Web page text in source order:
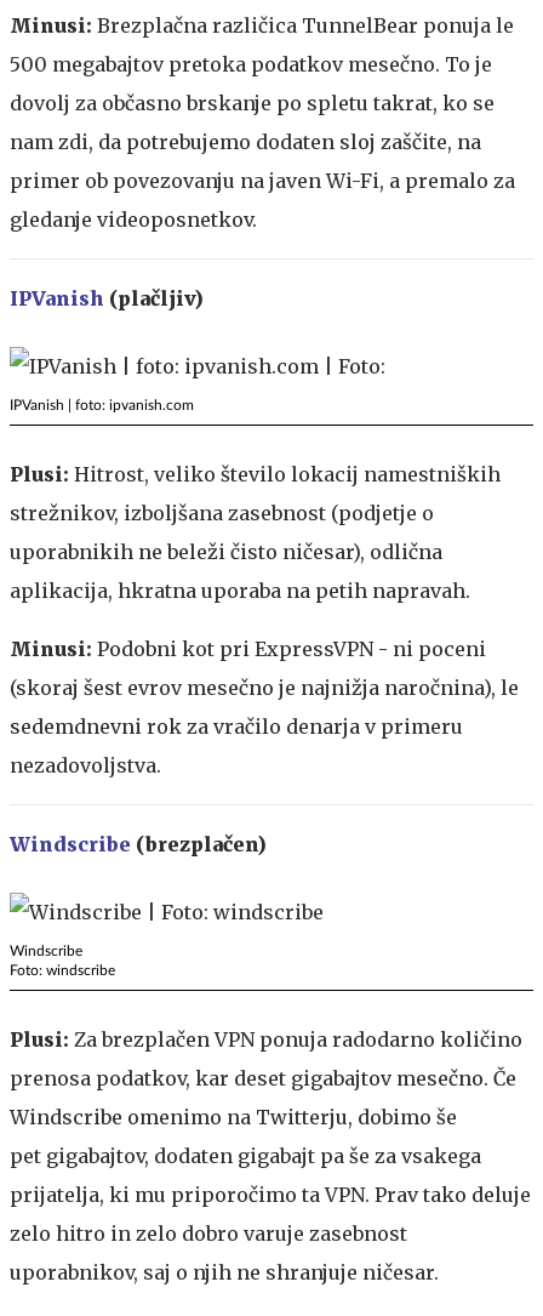
Minusi: Brezplačna različica TunnelBear ponuja le
500 megabajtov pretoka podatkov mesečno. To je
dovolj za občasno brskanje po spletu takrat, ko se
nam zdi, da potrebujemo dodaten sloj zaščite, na
primer ob povezovanju na javen Wi-Fi, a premalo za
gledanje videoposnetkov.
IPVanish (plačljiv)
IPVanish | foto: ipvanish.com
Plusi: Hitrost, veliko število lokacij namestniških
strežnikov, izboljšana zasebnost (podjetje o
uporabnikih ne beleži čisto ničesar), odlična
aplikacija, hkratna uporaba na petih napravah.
Minusi: Podobni kot pri ExpressVPN - ni poceni
(skoraj šest evrov mesečno je najnižja naročnina), le
sedemdnevni rok za vračilo denarja v primeru
nezadovoljstva.
Windscribe (brezplačen)
Windscribe
Foto: windscribe
Plusi: Za brezplačen VPN ponuja radodarno količino
prenosa podatkov, kar deset gigabajtov mesečno. Če
Windscribe omenimo na Twitterju, dobimo še
pet gigabajtov, dodaten gigabajt pa še za vsakega
prijatelja, ki mu priporočimo ta VPN. Prav tako deluje
zelo hitro in zelo dobro varuje zasebnost
uporabnikov, saj o njih ne shranjuje ničesar.